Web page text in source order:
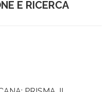
E RICERCA